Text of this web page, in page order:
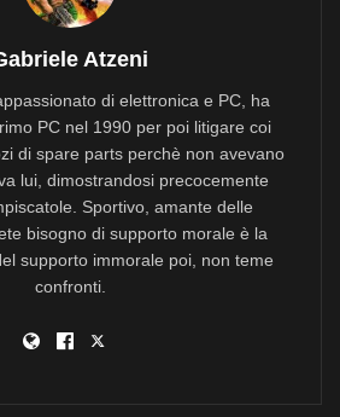
Atzeni
di elettronica e PC, ha
PC nel 1990 per poi litigare coi
di spare parts perchè non avevano
lui, dimostrandosi precocemente
Sportivo, amante delle
bisogno di supporto morale è la
supporto immorale poi, non teme
confronti.